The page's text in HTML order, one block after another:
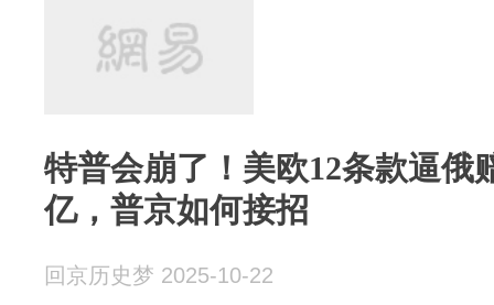
特普会崩了！美欧12条款逼俄
亿，普京如何接招
回京历史梦 2025-10-22